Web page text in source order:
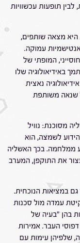
תופעות עכשוויות
היא מצאה שותפים,
עמוקה.
המופתי של
באידיאולוגיה שלו
נאצית
שנאה משותפת
מסוכנת: נוויל
מינכן הידוע לשמצה, הוא
ממלחמה. בכך האשליה
את התוקפן, המערב
במציאות הנוכחית.
עמדה מול סכנות
בהן "בעיה של
העבר. אמירות
שלפיהן עימות עם